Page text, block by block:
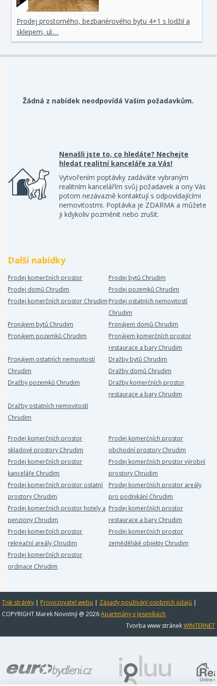
Prodej prostorného, bezbariérového bytu 4+1 s lodžií a
sklepem, ul.…
Žádná z nabídek neodpovídá Vašim požadavkům.
Nenašli jste to, co hledáte? Nechejte
hledat realitní kanceláře za Vás!
Vytvořením poptávky zadáváte vybraným
realitním kancelářím svůj požadavek a ony Vás
potom nezávazně kontaktují s odpovídajícími
nemovitostmi. Poptávka je ZDARMA a můžete
ji kdykoliv pozměnit nebo zrušit.
Další nabídky
Prodej komerčních prostor
Prodej bytů Chrudim
Prodej domů Chrudim
Prodej pozemků Chrudim
Prodej komerčních prostor Chrudim Prodej ostatních nemovitostí
Chrudim
Pronájem bytů Chrudim
Pronájem domů Chrudim
Pronájem pozemků Chrudim
Pronájem komerčních prostor
restaurace a bary Chrudim
Pronájem ostatních nemovitostí
Chrudim
Dražby bytů Chrudim
Dražby domů Chrudim
Dražby pozemků Chrudim
Dražby komerčních prostor
restaurace a bary Chrudim
Dražby ostatních nemovitostí
Chrudim
Prodej komerčních prostor
skladové prostory Chrudim
Prodej komerčních prostor
obchodní prostory Chrudim
Prodej komerčních prostor
kanceláře Chrudim
Prodej komerčních prostor výrobní
prostory Chrudim
Prodej komerčních prostor ostatní
prostory Chrudim
Prodej komerčních prostor areály
pro podnikání Chrudim
Prodej komerčních prostor hotely a
penziony Chrudim
Prodej komerčních prostor
restaurace a bary Chrudim
Prodej komerčních prostor
rekreační areály Chrudim
Prodej komerčních prostor
zemědělské objekty Chrudim
Prodej komerčních prostor
ordinace Chrudim
Tisk stránky | Provozovatel webu | Zásady používání osobních údajů |
COPYRIGHT Marek Novotný @ 2026Apartmány v Jeseníkách
Tvorba www stránekWINTERNET